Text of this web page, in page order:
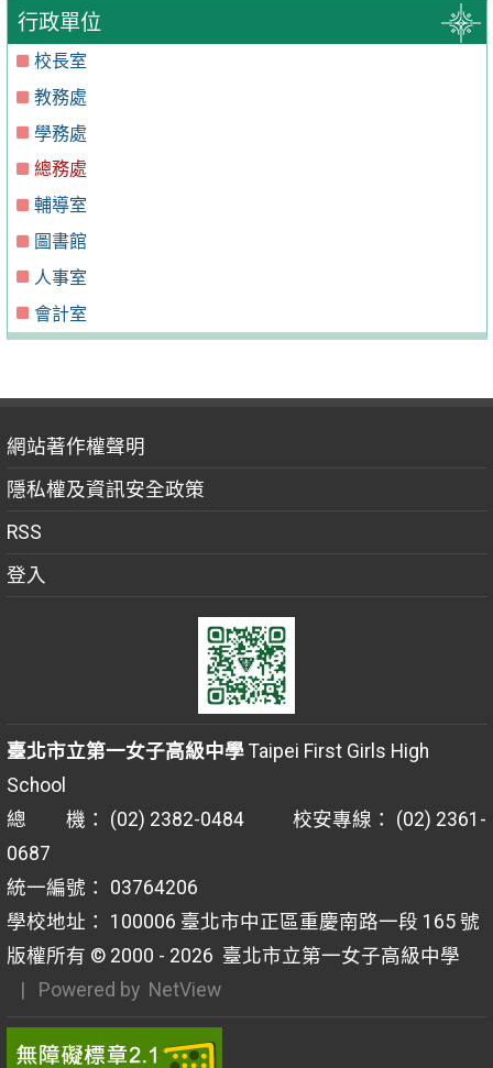
行政單位
校長室
教務處
學務處
總務處
輔導室
圖書館
人事室
會計室
網站著作權聲明
隱私權及資訊安全政策
RSS
登入
臺北市立第一女子高級中學Taipei First Girls High
School
總 機： (02) 2382-0484 校安專線： (02) 2361-
0687
統一編號： 03764206
學校地址： 100006 臺北市中正區重慶南路一段 165 號
版權所有 © 2000 - 2026 臺北市立第一女子高級中學
| Powered by NetView